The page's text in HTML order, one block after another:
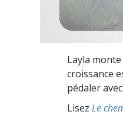
Layla
croissance
pédaler
Lisez Le